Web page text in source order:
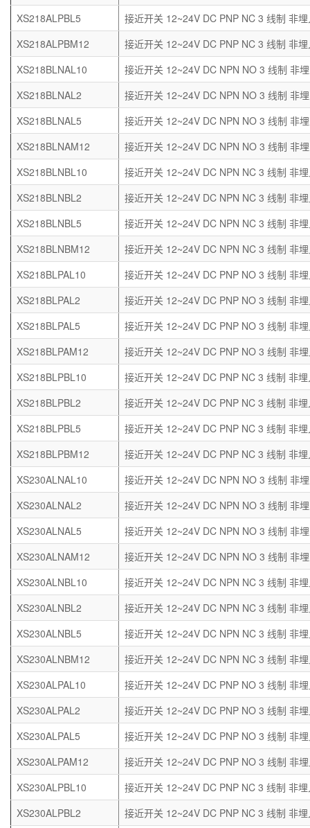
XS218ALPBL5
接近开关 12~24V DC PNP NC 3 线制 非
XS218ALPBM12
接近开关 12~24V DC PNP NC 3 线制 非
XS218BLNAL10
接近开关 12~24V DC NPN NO 3 线制 非
XS218BLNAL2
接近开关 12~24V DC NPN NO 3 线制 非
XS218BLNAL5
接近开关 12~24V DC NPN NO 3 线制 非
XS218BLNAM12
接近开关 12~24V DC NPN NO 3 线制 非
XS218BLNBL10
接近开关 12~24V DC NPN NC 3 线制 非
XS218BLNBL2
接近开关 12~24V DC NPN NC 3 线制 非
XS218BLNBL5
接近开关 12~24V DC NPN NC 3 线制 非
XS218BLNBM12
接近开关 12~24V DC NPN NC 3 线制 非
XS218BLPAL10
接近开关 12~24V DC PNP NO 3 线制 非
XS218BLPAL2
接近开关 12~24V DC PNP NO 3 线制 非
XS218BLPAL5
接近开关 12~24V DC PNP NO 3 线制 非
XS218BLPAM12
接近开关 12~24V DC PNP NO 3 线制 非
XS218BLPBL10
接近开关 12~24V DC PNP NC 3 线制 非
XS218BLPBL2
接近开关 12~24V DC PNP NC 3 线制 非
XS218BLPBL5
接近开关 12~24V DC PNP NC 3 线制 非
XS218BLPBM12
接近开关 12~24V DC PNP NC 3 线制 非
XS230ALNAL10
接近开关 12~24V DC NPN NO 3 线制 非
XS230ALNAL2
接近开关 12~24V DC NPN NO 3 线制 非
XS230ALNAL5
接近开关 12~24V DC NPN NO 3 线制 非
XS230ALNAM12
接近开关 12~24V DC NPN NO 3 线制 非
XS230ALNBL10
接近开关 12~24V DC NPN NC 3 线制 非
XS230ALNBL2
接近开关 12~24V DC NPN NC 3 线制 非
XS230ALNBL5
接近开关 12~24V DC NPN NC 3 线制 非
XS230ALNBM12
接近开关 12~24V DC NPN NC 3 线制 非
XS230ALPAL10
接近开关 12~24V DC PNP NO 3 线制 非
XS230ALPAL2
接近开关 12~24V DC PNP NO 3 线制 非
XS230ALPAL5
接近开关 12~24V DC PNP NO 3 线制 非
XS230ALPAM12
接近开关 12~24V DC PNP NO 3 线制 非
XS230ALPBL10
接近开关 12~24V DC PNP NC 3 线制 非
XS230ALPBL2
接近开关 12~24V DC PNP NC 3 线制 非